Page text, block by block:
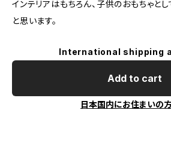
インテリアはもちろん、子供のおもちゃと
と思います。
International shipping
Add to cart
日本国内にお住まいの